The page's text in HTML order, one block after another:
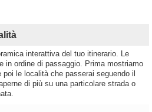
interattiva del tuo itinerario. Le
in ordine di passaggio. Prima mostriamo
le località che passerai seguendo il
di più su una particolare strada o